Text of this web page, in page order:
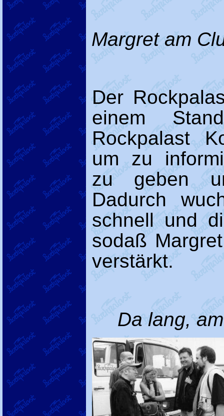
Margret am
Der
einem
Rockpalast
um zu
zu geben
Dadurch
schnell und
sodaß
verstärkt.
Da lang,